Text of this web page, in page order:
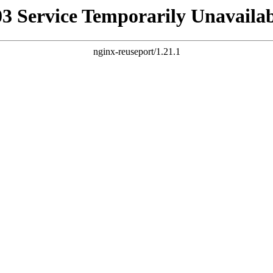
Service Temporarily
nginx-reuseport/1.21.1